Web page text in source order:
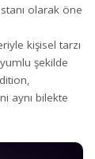
olarak öne
kişisel tarzı
şekilde
aynı bilekte